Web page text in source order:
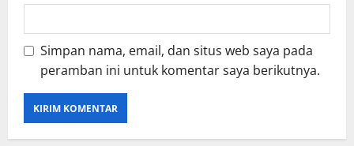
Simpan nama, email, dan situs web saya pada
peramban ini untuk komentar saya berikutnya.